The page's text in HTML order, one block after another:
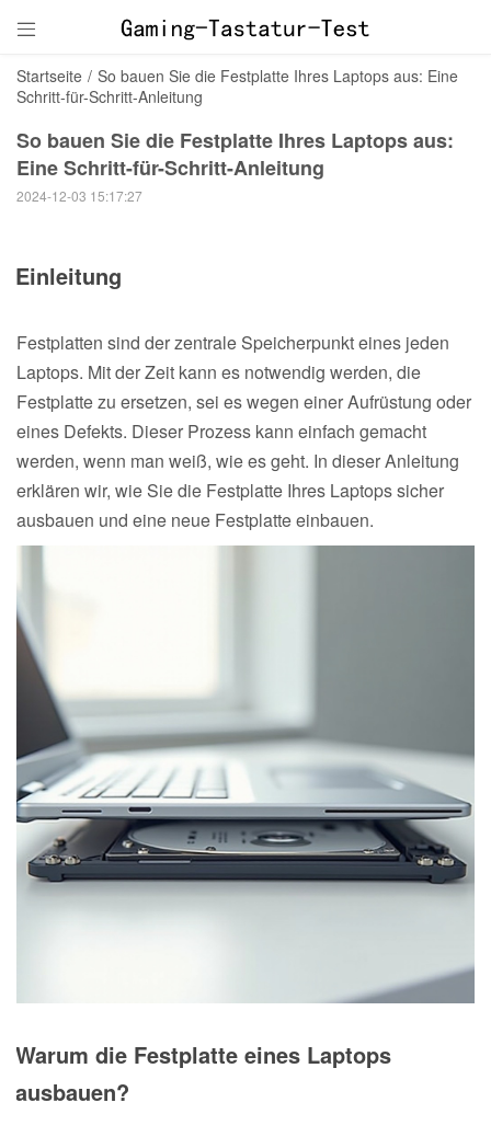

Startseite / So bauen Sie die Festplatte Ihres Laptops aus: Eine
Schritt-für-Schritt-Anleitung
So bauen Sie die Festplatte Ihres Laptops aus:
Eine Schritt-für-Schritt-Anleitung
2024-12-03 15:17:27
Einleitung
Festplatten sind der zentrale Speicherpunkt eines jeden
Laptops. Mit der Zeit kann es notwendig werden, die
Festplatte zu ersetzen, sei es wegen einer Aufrüstung oder
eines Defekts. Dieser Prozess kann einfach gemacht
werden, wenn man weiß, wie es geht. In dieser Anleitung
erklären wir, wie Sie die Festplatte Ihres Laptops sicher
ausbauen und eine neue Festplatte einbauen.
Warum die Festplatte eines Laptops
ausbauen?